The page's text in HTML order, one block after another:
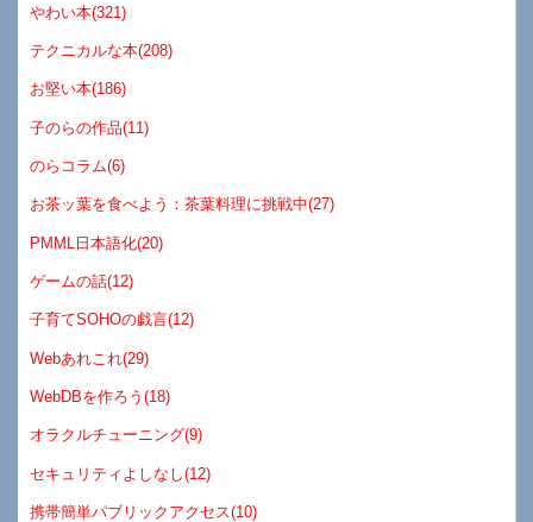
やわい本(321)
テクニカルな本(208)
お堅い本(186)
子のらの作品(11)
のらコラム(6)
お茶ッ葉を食べよう：茶葉料理に挑戦中(27)
PMML日本語化(20)
ゲームの話(12)
子育てSOHOの戯言(12)
Webあれこれ(29)
WebDBを作ろう(18)
オラクルチューニング(9)
セキュリティよしなし(12)
携帯簡単パブリックアクセス(10)